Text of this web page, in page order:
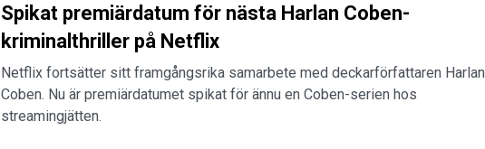
Spikat premiärdatum för nästa Harlan Coben-
kriminalthriller på Netflix
Netflix fortsätter sitt framgångsrika samarbete med deckarförfattaren Harlan
Coben. Nu är premiärdatumet spikat för ännu en Coben-serien hos
streamingjätten.